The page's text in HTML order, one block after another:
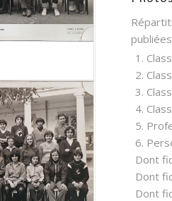
1.
2.
3.
4.
5.
6.
Dont
Dont
Dont